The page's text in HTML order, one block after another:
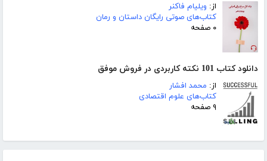
از: ویلیام فاکنر
کتاب‌های صوتی رایگان داستان و رمان
۰ صفحه
دانلود کتاب 101 نکته کاربردی در فروش موفق
از: محمد افشار
کتاب‌های علوم اقتصادی
۹ صفحه